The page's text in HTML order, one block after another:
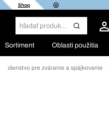
Shop
Sortiment Oblasti použitia
pre zváranie a spájkovanie